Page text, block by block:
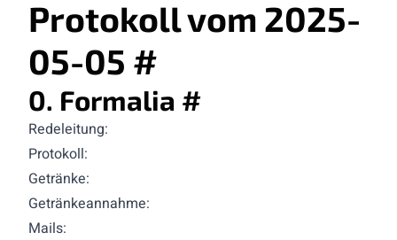
Protokoll vom 2025-
05-05 #
0. Formalia #
Redeleitung:
Protokoll:
Getränke:
Getränkeannahme:
Mails: